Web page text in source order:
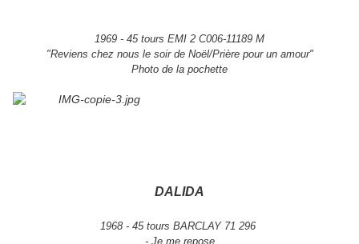
1969 - 45 tours EMI 2 C006-11189 M
"Reviens chez nous le soir de Noël/Prière pour un amour"
Photo de la pochette
DALIDA
1968 - 45 tours BARCLAY 71 296
- Je me repose